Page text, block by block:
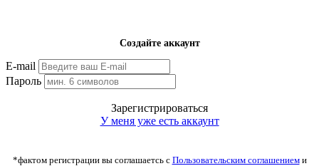
Создайте аккаунт
E-mail
Пароль
Зарегистрироваться
У меня уже есть аккаунт
*фактом регистрации вы соглашаетсь с Пользовательским соглашениеми